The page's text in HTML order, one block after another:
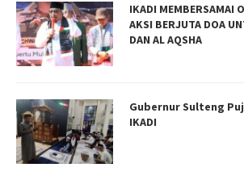
IKADI MEMBERSAMAI
AKSI BERJUTA DOA
DAN AL AQSHA
Gubernur Sulteng
IKADI